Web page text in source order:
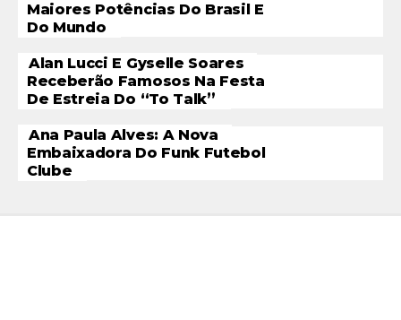
Maiores Potências Do Brasil E
Do Mundo
Alan Lucci E Gyselle Soares
Receberão Famosos Na Festa
De Estreia Do “To Talk”
Ana Paula Alves: A Nova
Embaixadora Do Funk Futebol
Clube